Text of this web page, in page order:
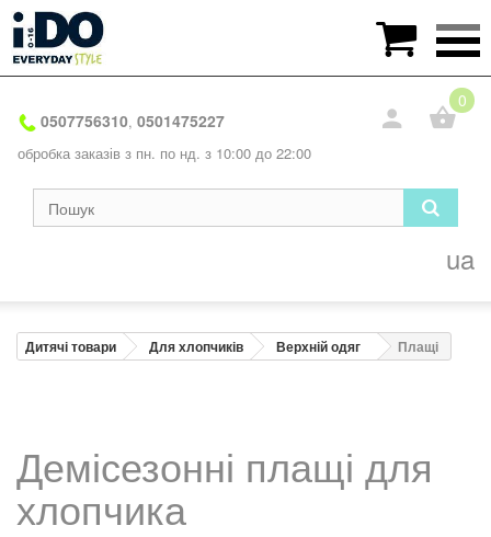
0507756310, 0501475227
обробка заказів з пн. по нд. з 10:00 до 22:00
0
ua
Дитячі товари Для хлопчиків Верхній одяг Плащі
Демісезонні плащі для
хлопчика
